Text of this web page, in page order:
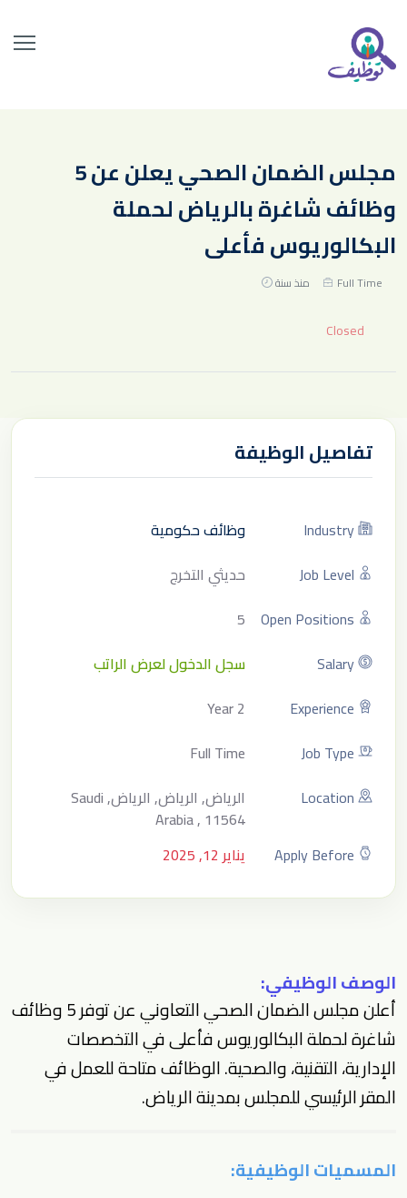
مجلس الضمان الصحي يعلن عن 5
وظائف شاغرة بالرياض لحملة
البكالوريوس فأعلى
Full Time منذ سنة
Closed
تفاصيل الوظيفة
Industry
وظائف حكومية
Job Level
حديثي التخرج
Open Positions
5
Salary
سجل الدخول لعرض الراتب
Experience
2 Year
Job Type
Full Time
Location
الرياض, الرياض, الرياض, Saudi
Arabia , 11564
Apply Before
يناير 12, 2025
الوصف الوظيفي:
أعلن مجلس الضمان الصحي التعاوني عن توفر 5 وظائف
شاغرة لحملة البكالوريوس فأعلى في التخصصات
الإدارية، التقنية، والصحية. الوظائف متاحة للعمل في
المقر الرئيسي للمجلس بمدينة الرياض.
المسميات الوظيفية: